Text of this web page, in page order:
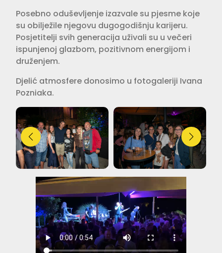
Posebno oduševljenje izazvale su pjesme koje
su obilježile njegovu dugogodišnju karijeru.
Posjetitelji svih generacija uživali su u večeri
ispunjenoj glazbom, pozitivnom energijom i
druženjem.
Djelić atmosfere donosimo u fotogaleriji Ivana
Pozniaka.